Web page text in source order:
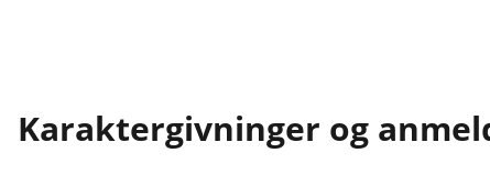
Karaktergivninger og